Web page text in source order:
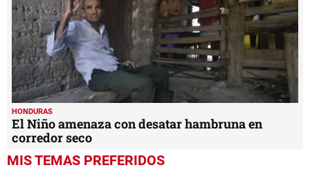
HONDURAS
El Niño amenaza con desatar hambruna en
corredor seco
MIS TEMAS PREFERIDOS